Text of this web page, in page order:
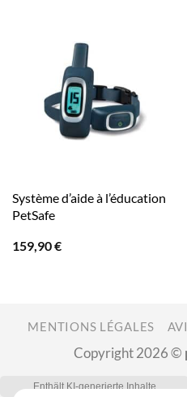
Système d’aide à l’éducation
PetSafe
159,90€
MENTIONS LÉGALES
Copyright 2026 ©